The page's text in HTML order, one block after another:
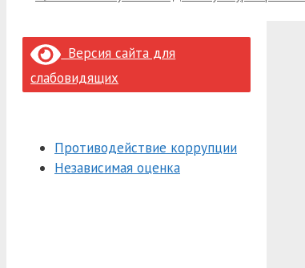
Версия сайта для
слабовидящих
Противодействие коррупции
Независимая оценка